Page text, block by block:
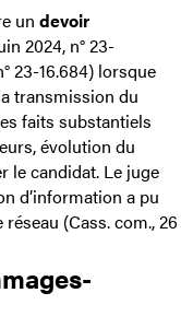
un devoir
2024, n° 23-
23-16.684) lorsque
transmission du
faits substantiels
évolution du
le candidat. Le juge
d’information a pu
(Cass. com., 26